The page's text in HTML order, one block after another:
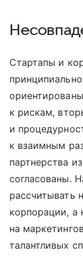
Стартапы и
к рискам,
и
к взаимным
партнерства
согласованы.
рассчитывать
корпорации, а
на
талантливых